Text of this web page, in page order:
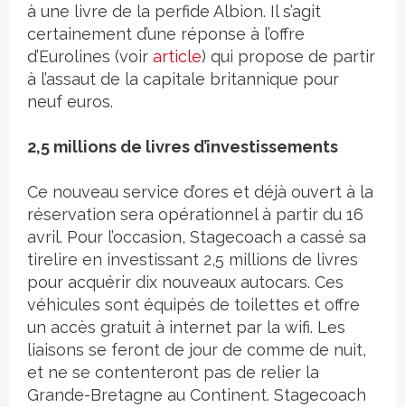
à une livre de la perfide Albion. Il s’agit
certainement d’une réponse à l’offre
d’Eurolines (voir article) qui propose de partir
à l’assaut de la capitale britannique pour
neuf euros.
2,5 millions de livres d’investissements
Ce nouveau service d’ores et déjà ouvert à la
réservation sera opérationnel à partir du 16
avril. Pour l’occasion, Stagecoach a cassé sa
tirelire en investissant 2,5 millions de livres
pour acquérir dix nouveaux autocars. Ces
véhicules sont équipés de toilettes et offre
un accès gratuit à internet par la wifi. Les
liaisons se feront de jour de comme de nuit,
et ne se contenteront pas de relier la
Grande-Bretagne au Continent. Stagecoach